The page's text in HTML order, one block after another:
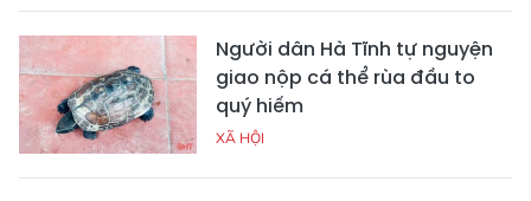
Người dân Hà Tĩnh tự nguyện
giao nộp cá thể rùa đầu to
quý hiếm
XÃ HỘI